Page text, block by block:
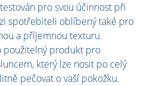
pro svou účinnost při
spotřebiteli oblíbený také pro
a příjemnou texturu.
použitelný produkt pro
který lze nosit po celý
pečovat o vaší pokožku.